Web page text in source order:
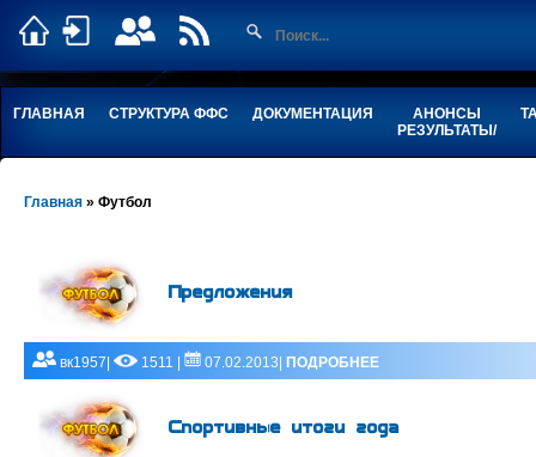
ГЛАВНАЯ СТРУКТУРА ФФС ДОКУМЕНТАЦИЯ
АНОНСЫ
РЕЗУЛЬТАТЫ/
Главная » Футбол
Предложения
вк1957| 1511 | 07.02.2013| ПОДРОБНЕЕ
Спортивные итоги года